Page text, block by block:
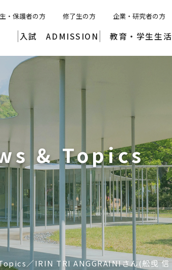
入試 ADMISSION 教育・学生生活
・保護者の方 修了生の方 企業・研究者の方
& Topics
IRIN TRI ANGGRAINIさん(舩曵 信